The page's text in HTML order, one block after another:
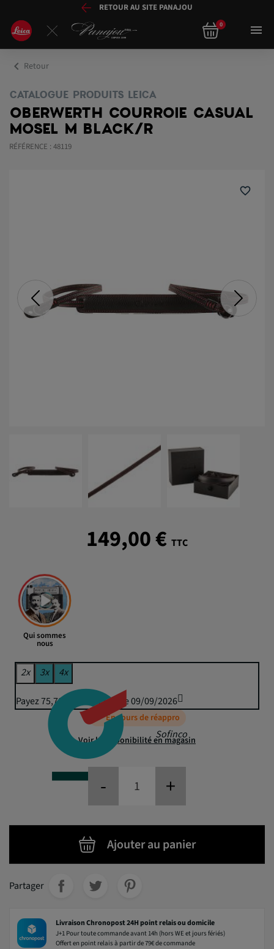
RETOUR AU SITE PANAJOU
0 
chevron_left Retour
CATALOGUE PRODUITS LEICA
OBERWERTH COURROIE CASUAL
MOSEL M BLACK/R
RÉFÉRENCE : 48119
favorite_border
149,00 € TTC
Qui sommes
nous
Sofinco
2x 3x 4x
Payez 75,78 € puis 74,50 € le 09/09/2026
En cours de réappro
Voir la disponibilité en magasin
- +
Ajouter au panier
Partager
Livraison Chronopost 24H point relais ou domicile
J+1 Pour toute commande avant 14h (hors WE et jours fériés)
Offert en point relais à partir de 79€ de commande